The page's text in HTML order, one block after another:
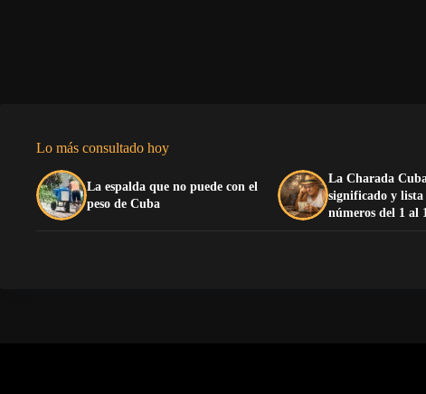
Lo más consultado hoy
La espalda que no puede con el
peso de Cuba
La Charada
significado y lista
números del 1 al